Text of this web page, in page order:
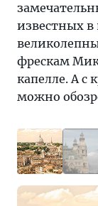
известных в
фрескам
капелле. А с
можно